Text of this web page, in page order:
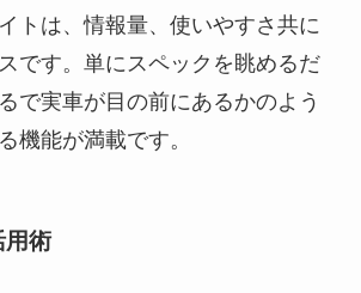
トは、情報量、使いやすさ共に
です。単にスペックを眺めるだ
で実車が目の前にあるかのよう
機能が満載です。
用術